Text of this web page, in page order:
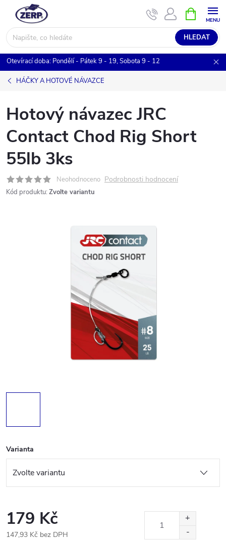
obsah
HLEDAT
NÁKUPNÍ
KOŠÍK
Otevírací doba: Pondělí - Pátek 9 - 19, Sobota 9 - 12
HÁČKY A HOTOVÉ NÁVAZCE
Hotový návazec JRC
Contact Chod Rig Short
55lb 3ks
Neohodnoceno Podrobnosti hodnocení
Kód produktu: Zvolte variantu
Varianta
179 Kč
147,93 Kč bez DPH